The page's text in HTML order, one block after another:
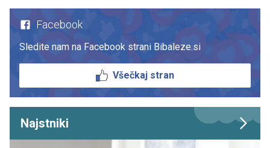
Facebook
Sledite nam na Facebook strani Bibaleze.si
Všečkaj stran
Najstniki